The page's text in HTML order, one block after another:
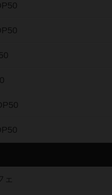
ェ